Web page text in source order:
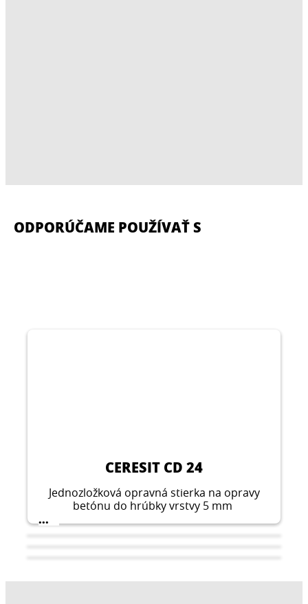
ODPORÚČAME POUŽÍVAŤ S
CERESIT CD 24
Jednozložková opravná stierka na opravy
betónu do hrúbky vrstvy 5 mm
...